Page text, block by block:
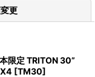
更
限定 TRITON 30”
[TM30]